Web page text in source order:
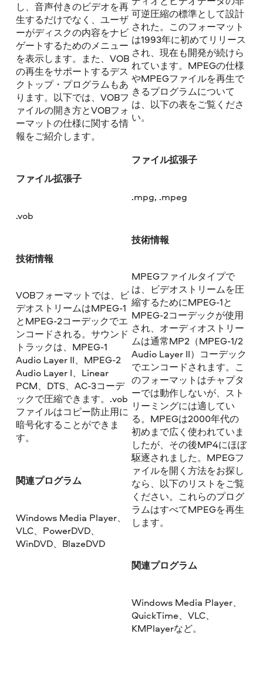
し、音声付きのビデオを再
生するだけでなく、ユーザ
ーがディスクの内容をナビ
ゲートするためのメニュー
を表示します。また、VOB
の再生をサポートするデス
クトップ・プログラムもあ
ります。以下では、VOBフ
ァイルの開き方とVOBフォ
ーマットの仕様に関する情
報をご紹介します。
ファイル拡張子
.vob
技術情報
VOBフォーマットでは、ビ
デオストリームはMPEG-1
とMPEG-2コーデックでエ
ンコードされる。サウンド
トラックは、MPEG-1
Audio Layer II、MPEG-2
Audio Layer I、Linear
PCM、DTS、AC-3コーデ
ックで圧縮できます。.vob
ファイルはコピー防止用に
暗号化することができま
す。
関連プログラム
Windows Media Player、
VLC、PowerDVD、
WinDVD、BlazeDVD
可逆圧縮の標準として設計
された。このフォーマット
は1993年に初めてリリース
され、現在も開発が続けら
れています。MPEGの仕様
やMPEGファイルを再生で
きるプログラムについて
は、以下の表をご覧くださ
い。
ファイル拡張子
.mpg, .mpeg
技術情報
MPEGファイルタイプで
は、ビデオストリームを圧
縮するためにMPEG-1と
MPEG-2コーデックが使用
され、オーディオストリー
ムは通常MP2（MPEG-1/2
Audio Layer II）コーデック
でエンコードされます。こ
のフォーマットはチャプタ
ーでは動作しないが、スト
リーミングには適してい
る。MPEGは2000年代の
初めまで広く使われていま
したが、その後MP4にほぼ
駆逐されました。MPEGフ
ァイルを開く方法をお探し
なら、以下のリストをご覧
ください。これらのプログ
ラムはすべてMPEGを再生
します。
関連プログラム
Windows Media Player、
QuickTime、VLC、
KMPlayerなど。